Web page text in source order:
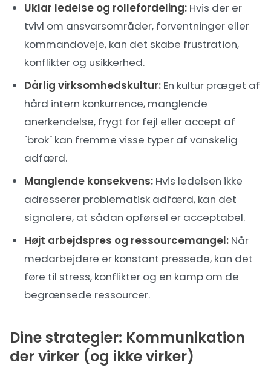
Uklar ledelse og rollefordeling: Hvis der er
tvivl om ansvarsområder, forventninger eller
kommandoveje, kan det skabe frustration,
konflikter og usikkerhed.
Dårlig virksomhedskultur: En kultur præget af
hård intern konkurrence, manglende
anerkendelse, frygt for fejl eller accept af
"brok" kan fremme visse typer af vanskelig
adfærd.
Manglende konsekvens: Hvis ledelsen ikke
adresserer problematisk adfærd, kan det
signalere, at sådan opførsel er acceptabel.
Højt arbejdspres og ressourcemangel: Når
medarbejdere er konstant pressede, kan det
føre til stress, konflikter og en kamp om de
begrænsede ressourcer.
Dine strategier: Kommunikation
der virker (og ikke virker)